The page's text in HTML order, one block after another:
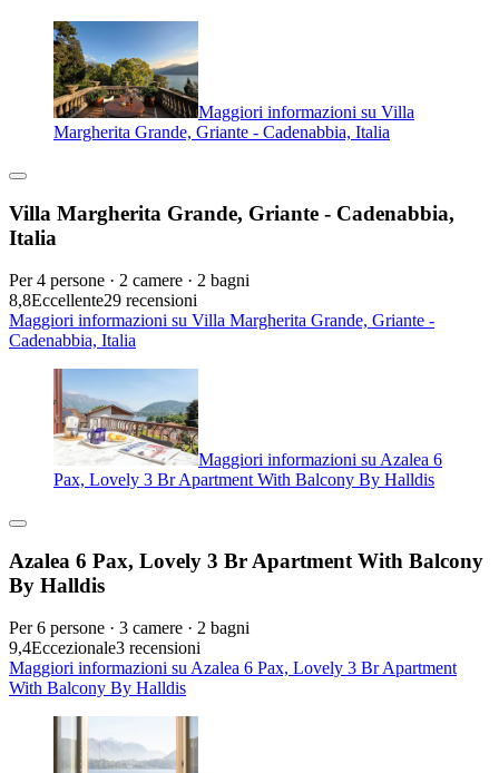
Maggiori informazioni su Villa
Margherita Grande, Griante - Cadenabbia, Italia
Villa Margherita Grande, Griante - Cadenabbia,
Italia
Per 4 persone · 2 camere · 2 bagni
8,8Eccellente29 recensioni
Maggiori informazioni su Villa Margherita Grande, Griante -
Cadenabbia, Italia
Maggiori informazioni su Azalea 6
Pax, Lovely 3 Br Apartment With Balcony By Halldis
Azalea 6 Pax, Lovely 3 Br Apartment With Balcony
By Halldis
Per 6 persone · 3 camere · 2 bagni
9,4Eccezionale3 recensioni
Maggiori informazioni su Azalea 6 Pax, Lovely 3 Br Apartment
With Balcony By Halldis